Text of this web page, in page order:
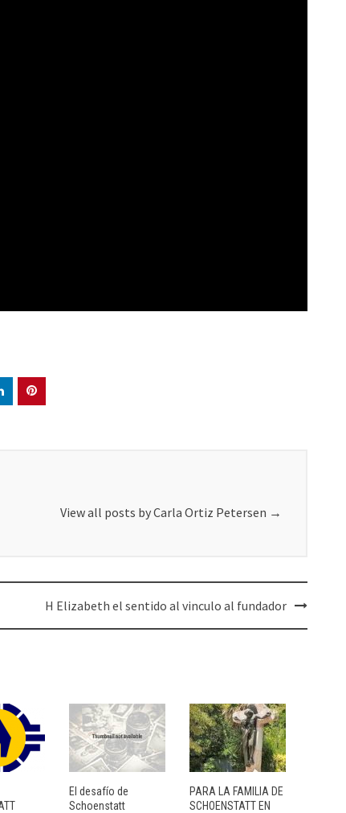
View all posts by Carla Ortiz Petersen →
H Elizabeth el sentido al vinculo al fundador
El desafío de
Schoenstatt
PARA LA FAMILIA DE
SCHOENSTATT EN